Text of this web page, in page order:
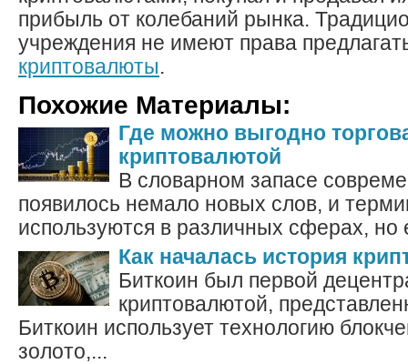
прибыль от колебаний рынка.
учреждения не имеют права
криптовалюты.
Похожие Материалы:
Где можно выгодно
криптовалютой
В словарном запасе
появилось немало новых слов, и
используются в различных сферах,
Как началась история
Биткоин был первой
криптовалютой,
Биткоин использует технологию
золото,...